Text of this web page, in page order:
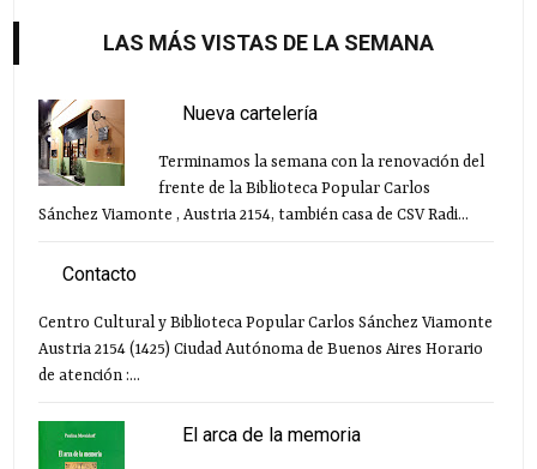
LAS MÁS VISTAS DE LA SEMANA
Nueva cartelería
Terminamos la semana con la renovación del
frente de la Biblioteca Popular Carlos
Sánchez Viamonte , Austria 2154, también casa de CSV Radi...
Contacto
Centro Cultural y Biblioteca Popular Carlos Sánchez Viamonte
Austria 2154 (1425) Ciudad Autónoma de Buenos Aires Horario
de atención :...
El arca de la memoria